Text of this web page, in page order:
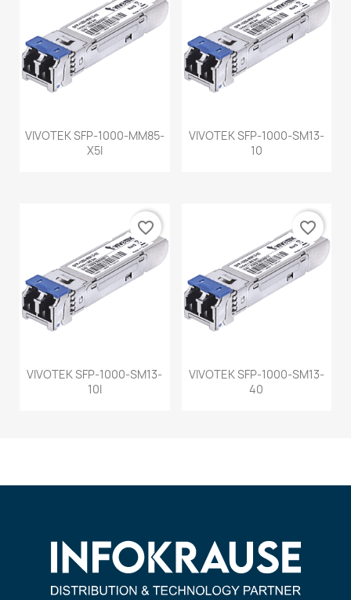
VIVOTEK SFP-1000-MM85-
X5I
VIVOTEK SFP-1000-SM13-
10
VIVOTEK SFP-1000-SM13-
10I
favorite_border
VIVOTEK SFP-1000-SM13-
40
favorite_border